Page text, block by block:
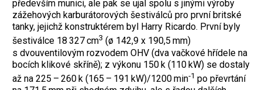
především munici, ale pak se ujal spolu s jinými výroby
zážehových karburátorových šestiválců pro první britské
tanky, jejichž konstruktérem byl Harry Ricardo. První byly
šestiválce 18 327 cm3 (ø 142,9 x 190,5 mm)
s dvouventilovým rozvodem OHV (dva vačkové hřídele na
bocích klikové skříně); z výkonu 150 k (110 kW) se dostaly
až na 225 – 260 k (165 – 191 kW)/1200 min‑1 po převrtání